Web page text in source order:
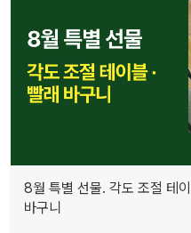
8월 특별 선물. 각도 조절 테
바구니